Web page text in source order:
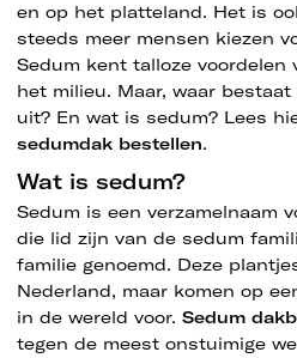
en op het platteland. Het is
steeds meer mensen kiezen
Sedum kent talloze voordelen
het milieu. Maar, waar bestaat
uit? En wat is sedum? Lees
sedumdak bestellen.
Wat is sedum?
Sedum is een verzamelnaam
die lid zijn van de sedum
familie genoemd. Deze
Nederland, maar komen op
in de wereld voor. Sedum
tegen de meest onstuimige